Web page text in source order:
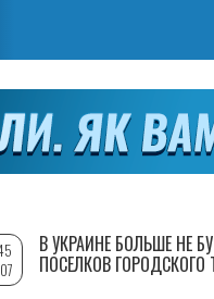
В УКРАИНЕ БОЛЬШЕ НЕ
ПОСЕЛКОВ ГОРОДСКОГО